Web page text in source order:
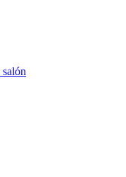
salón